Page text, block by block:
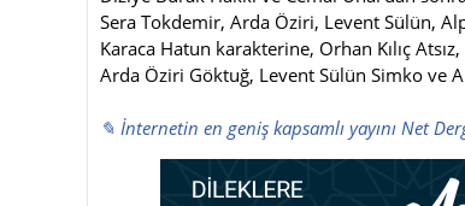
Sera Tokdemir, Arda Öziri, Levent Sülün,
Karaca Hatun karakterine, Orhan Kılıç
Arda Öziri Göktuğ, Levent Sülün Simko ve
✎ İnternetin en geniş kapsamlı yayını Net